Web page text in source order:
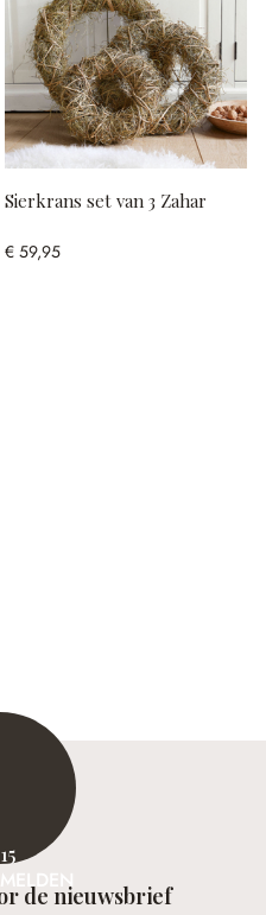
Sierkrans set van 3 Zahar
€ 59,95
de nieuwsbrief